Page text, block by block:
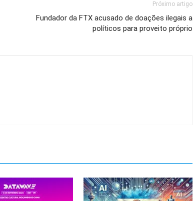
Próximo artigo
Fundador da FTX acusado de doações ilegais a
políticos para proveito próprio